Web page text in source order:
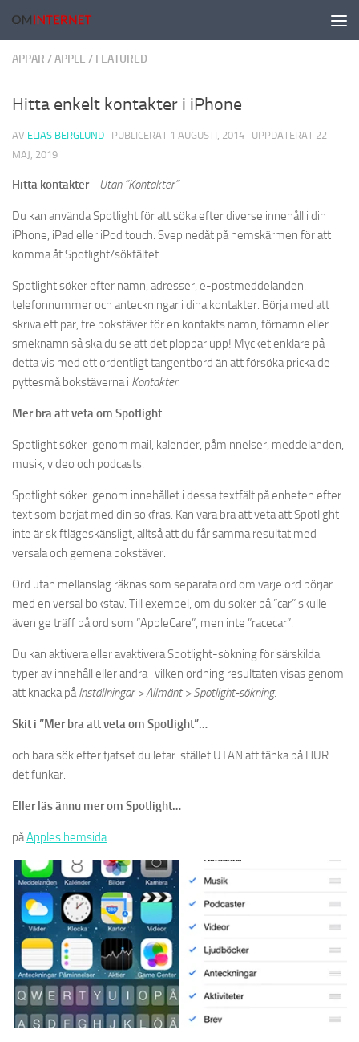
Hoppa till innehåll
APPAR /APPLE / FEATURED
Hitta enkelt kontakter i iPhone
AV ELIAS BERGLUND · PUBLICERAT 1 AUGUSTI, 2014 · UPPDATERAT 22
MAJ, 2019
Hitta kontakter–Utan ”Kontakter”
Du kan använda Spotlight för att söka efter diverse innehåll i din
iPhone, iPad eller iPod touch. Svep nedåt på hemskärmen för att
komma åt Spotlight/sökfältet.
Spotlight söker efter namn, adresser, e-postmeddelanden.
telefonnummer och anteckningar i dina kontakter. Börja med att
skriva ett par, tre bokstäver för en kontakts namn, förnamn eller
smeknamn så ska du se att det ploppar upp! Mycket enklare på
detta vis med ett ordentligt tangentbord än att försöka pricka de
pyttesmå bokstäverna i Kontakter.
Mer bra att veta om Spotlight
Spotlight söker igenom mail, kalender, påminnelser, meddelanden,
musik, video och podcasts.
Spotlight söker igenom innehållet i dessa textfält på enheten efter
text som börjat med din sökfras. Kan vara bra att veta att Spotlight
inte är skiftlägeskänsligt, alltså att du får samma resultat med
versala och gemena bokstäver.
Ord utan mellanslag räknas som separata ord om varje ord börjar
med en versal bokstav. Till exempel, om du söker på ”car” skulle
även ge träff på ord som ”AppleCare”, men inte ”racecar”.
Du kan aktivera eller avaktivera Spotlight-sökning för särskilda
typer av innehåll eller ändra i vilken ordning resultaten visas genom
att knacka påInställningar > Allmänt > Spotlight-sökning.
Skit i ”Mer bra att veta om Spotlight”…
och bara sök efter tjafset du letar istället UTAN att tänka på HUR
det funkar.
Eller läs ännu mer om Spotlight…
påApples hemsida.